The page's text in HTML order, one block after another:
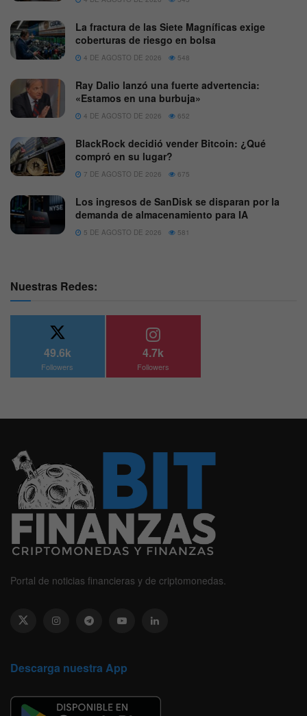
La fractura de las Siete Magníficas exige
coberturas de riesgo en bolsa
4 DE AGOSTO DE 2026 548
Ray Dalio lanzó una fuerte advertencia:
«Estamos en una burbuja»
4 DE AGOSTO DE 2026 652
BlackRock decidió vender Bitcoin: ¿Qué
compró en su lugar?
7 DE AGOSTO DE 2026 675
Los ingresos de SanDisk se disparan por la
demanda de almacenamiento para IA
5 DE AGOSTO DE 2026 581
Nuestras Redes:
49.6k
Followers
4.7k
Followers
Portal de noticias financieras y de criptomonedas.
Descarga nuestra App